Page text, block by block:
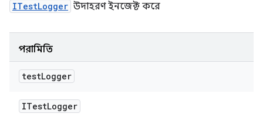
ITestLogger উদাহরণ ইনজেক্ট করে
পরামিতি
testLogger
ITestLogger